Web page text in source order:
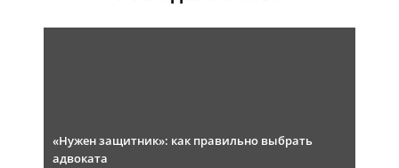
«Нужен защитник»: как правильно выбрать
адвоката